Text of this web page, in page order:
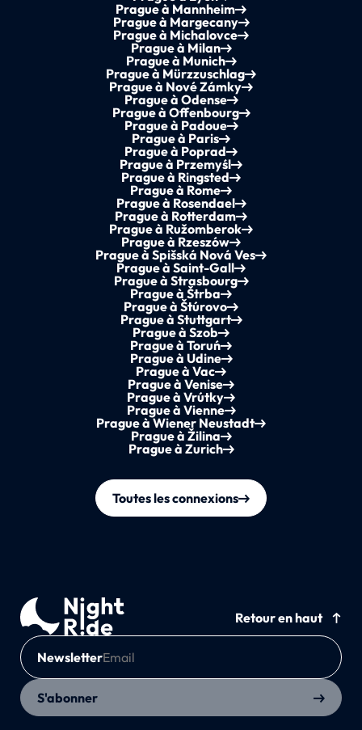
Prague à Mannheim
Prague à Margecany
Prague à Michalovce
Prague à Milan
Prague à Munich
Prague à Mürzzuschlag
Prague à Nové Zámky
Prague à Odense
Prague à Offenbourg
Prague à Padoue
Prague à Paris
Prague à Poprad
Prague à Przemyśl
Prague à Ringsted
Prague à Rome
Prague à Rosendael
Prague à Rotterdam
Prague à Ružomberok
Prague à Rzeszów
Prague à Spišská Nová Ves
Prague à Saint-Gall
Prague à Strasbourg
Prague à Štrba
Prague à Štúrovo
Prague à Stuttgart
Prague à Szob
Prague à Toruń
Prague à Udine
Prague à Vac
Prague à Venise
Prague à Vrútky
Prague à Vienne
Prague à Wiener Neustadt
Prague à Žilina
Prague à Zurich
Toutes les connexions
Retour en haut
Newsletter
S'abonner